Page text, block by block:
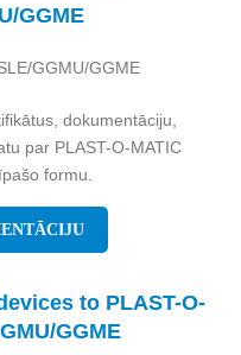
GGME
GGMU/GGME
dokumentāciju,
par PLAST-O-MATIC
formu.
to PLAST-O-
GGME